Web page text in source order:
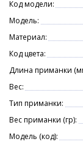
Код модели:
Модель:
Материал:
Код цвета:
Длина приманки
Вес:
Тип приманки:
Вес приманки (гр):
Модель (код):